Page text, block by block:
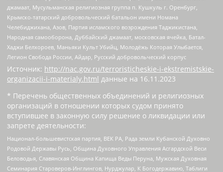
джамаат, Мусульманская религиозная группа п. Кушкуль г. Оренбург,
Крымско-татарский добровольческий батальон имени Номана
Челебиджихана, Азов, Партия исламского возрождения Таджикистана,
Народная самооборона, Дуббайский джамаат, московская ячейка, Батал-
Хаджи Белхороев, Маньяки Культ Убийц, Молодёжь Которая Улыбается,
Легион Свобода России, Айдар, Русский добровольческий корпус
Источник: http://nac.gov.ru/terroristicheskie-i-ekstremistskie-
organizacii-i-materialy.html данные на 16.11.2023
* Перечень общественных объединений и религиозных
организаций в отношении которых судом принято
вступившее в законную силу решение о ликвидации или
запрете деятельности:
Национал-большевистская партия, ВЕК РА, Рада земли Кубанской Духовно
Родовой Державы Русь, Община Духовного Управления Асгардской Веси
Беловодья, Славянская Община Капища Веды Перуна, Мужская Духовная
Семинария Староверов-Инглингов, Нурджулар, К Богодержавию, Таблиги